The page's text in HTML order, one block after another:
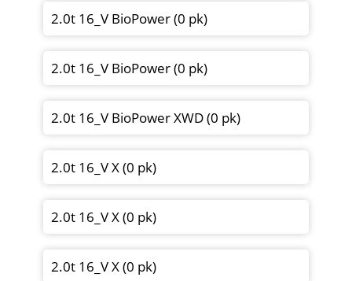
2.0t 16_V BioPower (0 pk)
2.0t 16_V BioPower (0 pk)
2.0t 16_V BioPower XWD (0 pk)
2.0t 16_V X (0 pk)
2.0t 16_V X (0 pk)
2.0t 16_V X (0 pk)